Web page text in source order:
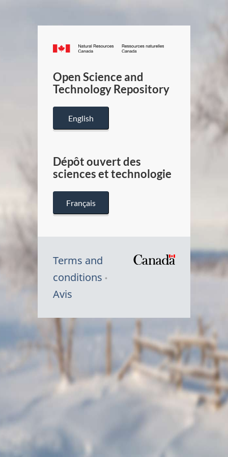
Canada.ca
/
Canada
Open Science and
Technology Repository
English
Dépôt ouvert des
sciences et technologie
Français
Terms and
conditions
Avis
Symbole
Canada